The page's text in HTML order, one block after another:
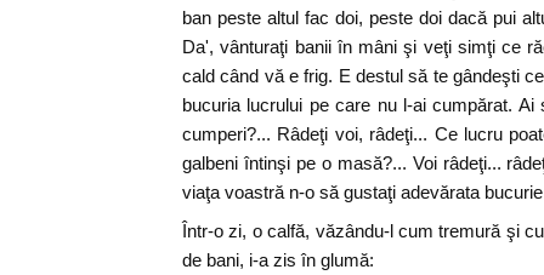
ban peste altul fac doi, peste doi dacă pui
Da', vânturaţi banii în mâni şi veţi simţi ce
cald când vă e frig. E destul să te gândeşti
bucuria lucrului pe care nu l-ai cumpărat.
cumperi?... Râdeţi voi, râdeţi... Ce lucru
galbeni întinşi pe o masă?... Voi râdeţi...
viaţa voastră n-o să gustaţi adevărata
Într-o zi, o calfă, văzându-l cum tremură şi
de bani, i-a zis în glumă: